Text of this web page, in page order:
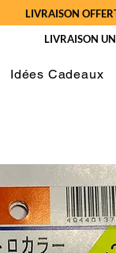
LIVRAISON
LIVRAISON
Idées Cadeaux